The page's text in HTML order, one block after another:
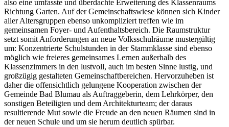
also eine umfasste und überdachte Erweiterung des Klassenraums
Richtung Garten. Auf der Gemeinschaftswiese können sich Kinder
aller Altersgruppen ebenso unkompliziert treffen wie im
gemeinsamen Foyer- und Aufenthaltsbereich. Die Raumstruktur
setzt somit Anforderungen an neue Volksschulräume mustergültig
um: Konzentrierte Schulstunden in der Stammklasse sind ebenso
möglich wie freieres gemeinsames Lernen außerhalb des
Klassenzimmers in den lustvoll, auch im besten Sinne lustig, und
großzügig gestalteten Gemeinschaftbereichen. Hervorzuheben ist
daher die offensichtlich gelungene Kooperation zwischen der
Gemeinde Bad Blumau als Auftraggeberin, dem Lehrkörper, den
sonstigen Beteiligten und dem Architekturteam; der daraus
resultierende Mut sowie die Freude an den neuen Räumen sind in
der neuen Schule und um sie herum deutlich spürbar.